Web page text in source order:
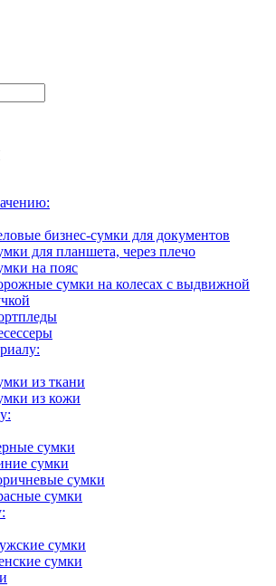
бизнес-сумки для документов
для планшета, через плечо
на пояс
сумки на колесах с выдвижной
из ткани
из кожи
сумки
сумки
сумки
сумки
сумки
сумки